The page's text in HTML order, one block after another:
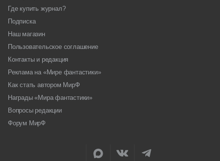
Где купить журнал?
Подписка
Наш магазин
Пользовательское соглашение
Контакты и редакция
Реклама на «Мире фантастики»
Как стать автором МирФ
Награды «Мира фантастики»
Вопросы редакции
Форум МирФ